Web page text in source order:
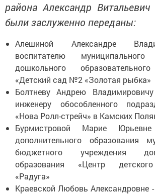
района Александр
были заслуженно переданы:
Алешиной Александре
воспитателю муниципального
дошкольного
«Детский сад №2 «Золотая рыбка»
Болтневу Андрею
инженеру обособленного
«Нова Ролл-стрейч» в Камских
Бурмистровой Марие
дополнительного образования
бюджетного учреждения
образования «Центр
«Радуга»
Краевской Любовь Александровне